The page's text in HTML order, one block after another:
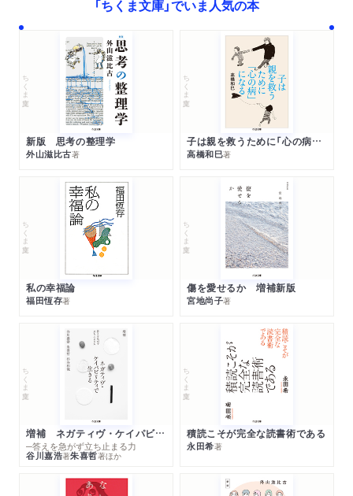
「ちくま文庫」でいま人気の本
ちくま文庫
新版 思考の整理学
外山滋比古著
ちくま文庫
子は親を救うために「心の病」になる
高橋和巳著
ちくま文庫
私の幸福論
福田恆存著
ちくま文庫
傷を愛せるか 増補新版
宮地尚子著
ちくま文庫
増補 ネガティヴ・ケイパビリティで生きる
─答えを急がず立ち止まる力
谷川嘉浩著朱喜哲著ほか
ちくま文庫
積読こそが完全な読書術である
永田希著